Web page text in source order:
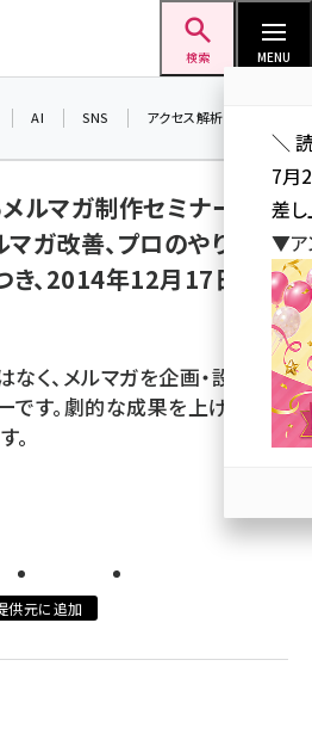
検索 MENU
AI SNS アクセス解析／データ分析
ルマガ制作セミナー ～
ガ改善、プロのやりかた
き、2014年12月17日(水)
なく、メルマガを企画・設計部
す。劇的な成果を上げた過
。
供元に追加
＼
7月
差し
▼ア